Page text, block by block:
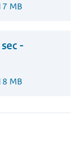
MB
-
MB